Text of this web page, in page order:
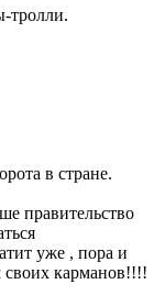
тролли.
в стране.
правительство
уже , пора и
своих карманов!!!!